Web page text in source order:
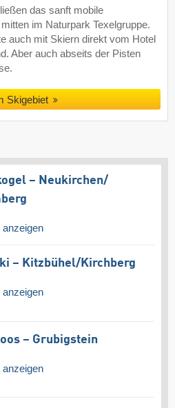
das sanft mobile
im Naturpark Texelgruppe.
auch mit Skiern direkt vom Hotel
Aber auch abseits der Pisten
Skigebiet
– Neukirchen/​
– Kitzbühel/​Kirchberg
– Grubigstein